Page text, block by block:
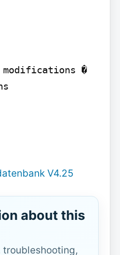
modifications �
V4.25
about this
troubleshooting,